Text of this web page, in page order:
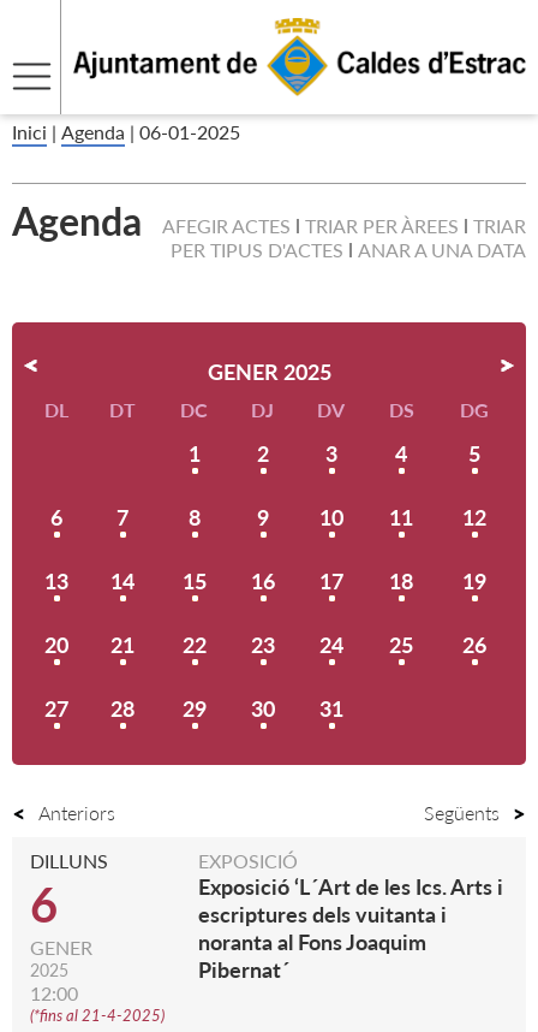
Inici | Agenda | 06-01-2025
Agenda AFEGIR ACTES TRIAR PER ÀREES
TRIAR
PER TIPUS D'ACTES
ANAR A UNA DATA
GENER 2025
DL DT DC DJ DV DS DG
1 2 3 4 5
6 7 8 9 10 11 12
13 14 15 16 17 18 19
20 21 22 23 24 25 26
27 28 29 30 31
Anteriors Següents
DILLUNS
6
GENER
2025
12:00
(*fins al 21-4-2025)
EXPOSICIÓ
Exposició ‘L´Art de les Ics. Arts i
escriptures dels vuitanta i
noranta al Fons Joaquim
Pibernat´